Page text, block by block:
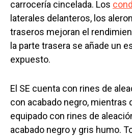
carrocería cincelada. Los
laterales delanteros, los
traseros mejoran el
la parte trasera se añade un
expuesto.
El SE cuenta con rines de
con acabado negro, mientras
equipado con rines de
acabado negro y gris humo.